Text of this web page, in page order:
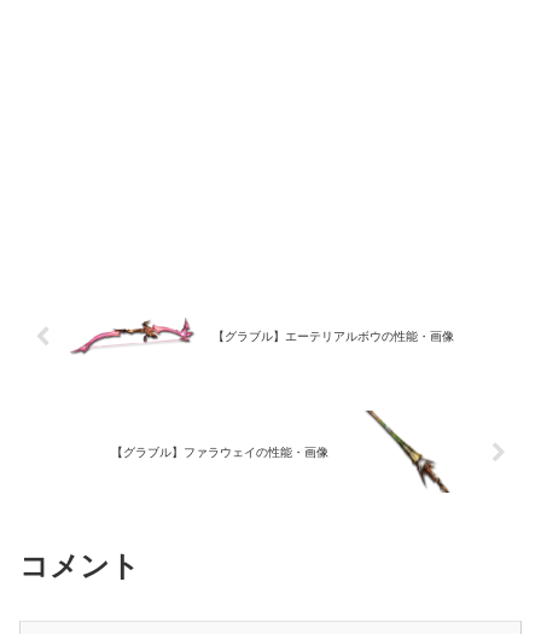
【グラブル】エーテリアルボウの性能・画像
【グラブル】ファラウェイの性能・画像
コメント